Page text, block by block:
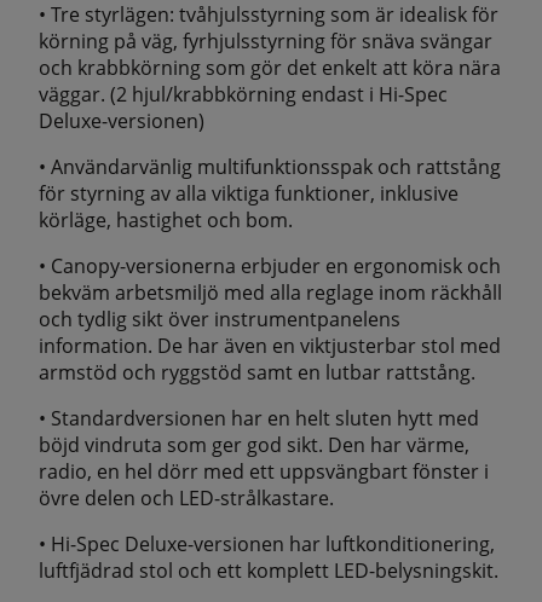
• Tre styrlägen: tvåhjulsstyrning som är idealisk för
körning på väg, fyrhjulsstyrning för snäva svängar
och krabbkörning som gör det enkelt att köra nära
väggar. (2 hjul/krabbkörning endast i Hi-Spec
Deluxe-versionen)
• Användarvänlig multifunktionsspak och rattstång
för styrning av alla viktiga funktioner, inklusive
körläge, hastighet och bom.
• Canopy-versionerna erbjuder en ergonomisk och
bekväm arbetsmiljö med alla reglage inom räckhåll
och tydlig sikt över instrumentpanelens
information. De har även en viktjusterbar stol med
armstöd och ryggstöd samt en lutbar rattstång.
• Standardversionen har en helt sluten hytt med
böjd vindruta som ger god sikt. Den har värme,
radio, en hel dörr med ett uppsvängbart fönster i
övre delen och LED-strålkastare.
• Hi-Spec Deluxe-versionen har luftkonditionering,
luftfjädrad stol och ett komplett LED-belysningskit.